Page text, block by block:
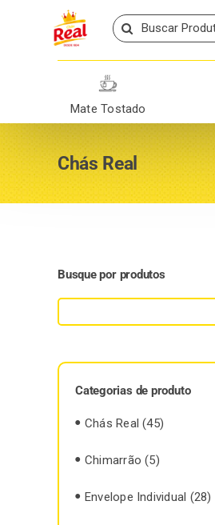
Search
for:
Mate Tostado
Chás Real
Busque por produtos
Categorias de produto
Chás Real (45)
Chimarrão (5)
Envelope Individual (28)